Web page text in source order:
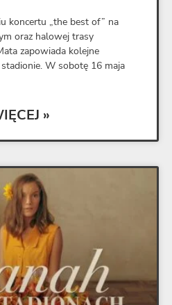
koncertu „the best of” na
oraz halowej trasy
zapowiada kolejne
W sobotę 16 maja
»